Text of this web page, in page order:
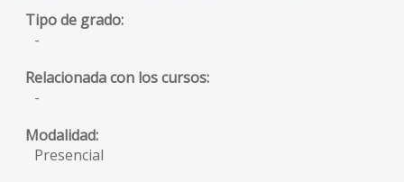
-
-
Presencial